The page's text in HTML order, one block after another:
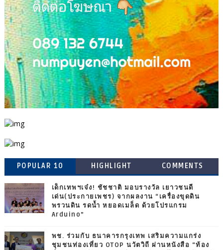
POPULAR 10 HIGHLIGHT COMMENTS
เด็กเทพฯเจ๋ง! ชัชชาติ มอบรางวัล เยาวชนดี
เด่น(ประกายเพชร) จากผลงาน “เครื่องขุดดิน
พรวนดิน รดน้ำ หยอดเมล็ด ด้วยโปรแกรม
Arduino”
พช. ร่วมกับ ธนาคารกรุงเทพ เสริมความแกร่ง
ชุมชนท่องเที่ยว OTOP นวัตวิถี ผ่านหนังสือ “ท้อง